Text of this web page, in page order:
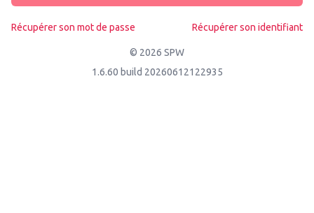
Récupérer son mot de passe Récupérer son identifiant
© 2026 SPW
1.6.60 build 20260612122935